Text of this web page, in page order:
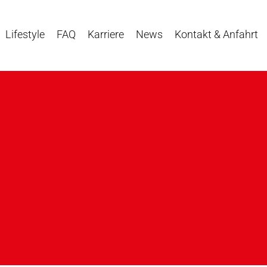
Lifestyle FAQ Karriere News Kontakt & Anfahrt